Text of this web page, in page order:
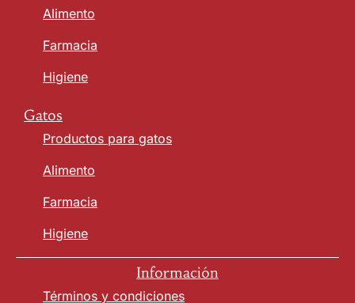
Alimento
Farmacia
Higiene
Gatos
Productos para gatos
Alimento
Farmacia
Higiene
Información
Términos y condiciones